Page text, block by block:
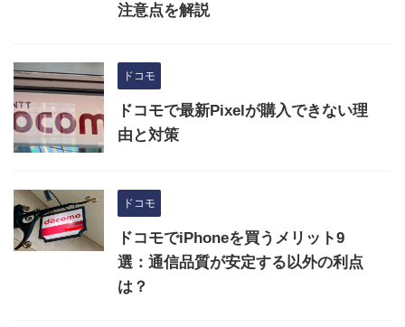
注意点を解説
ドコモ
ドコモで最新Pixelが購入できない理
由と対策
ドコモ
ドコモでiPhoneを買うメリット9
選：通信品質が安定する以外の利点
は？